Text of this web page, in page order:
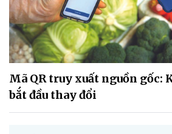
Mã QR truy xuất nguồn gốc:
bắt đầu thay đổi